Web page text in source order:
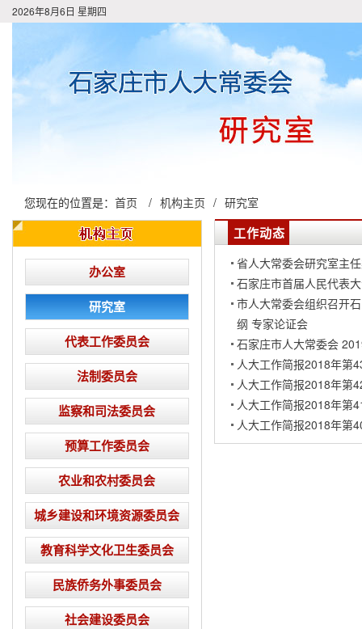
2026年8月6日 星期四
您现在的位置是： 首页 / 机构主页 / 研究室
办公室
研究室
代表工作委员会
法制委员会
监察和司法委员会
预算工作委员会
农业和农村委员会
城乡建设和环境资源委员会
教育科学文化卫生委员会
民族侨务外事委员会
社会建设委员会
工作动态
省人大常委会研究室主
石家庄市首届人民代表
市人大常委会组织召开
纲 专家论证会
石家庄市人大常委会
人大工作简报2018年第
人大工作简报2018年第
人大工作简报2018年第
人大工作简报2018年第